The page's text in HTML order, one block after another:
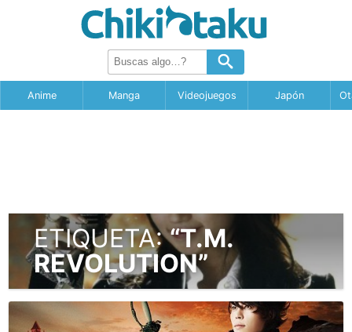
Anime Manga Videojuegos Japón
ETIQUETA:“T.M.
REVOLUTION”